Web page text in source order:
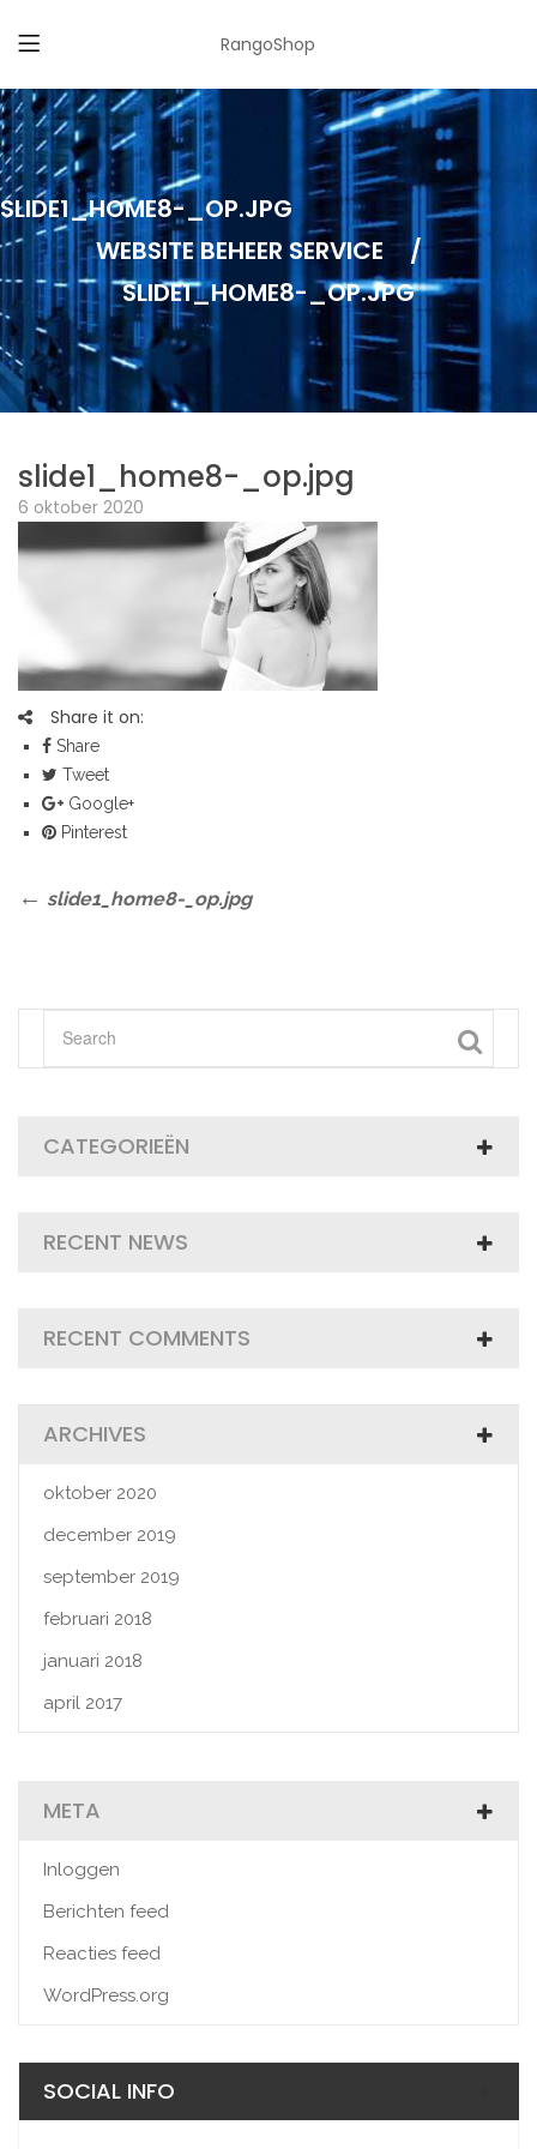
RangoShop
SLIDE1_HOME8-_OP.JPG
WEBSITE BEHEER SERVICE
/
SLIDE1_HOME8-_OP.JPG
slide1_home8-_op.jpg
6 oktober 2020
Share it on:
Share
Tweet
Google+
Pinterest
Bericht
Previous
slide1_home8-_op.jpg
CATEGORIEËN
RECENT NEWS
RECENT COMMENTS
ARCHIVES
oktober 2020
december 2019
september 2019
februari 2018
januari 2018
april 2017
META
Inloggen
Berichten feed
Reacties feed
WordPress.org
SOCIAL INFO